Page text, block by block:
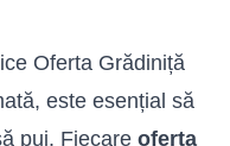
Oferta Grădiniță
este esențial să
pui. Fiecare oferta